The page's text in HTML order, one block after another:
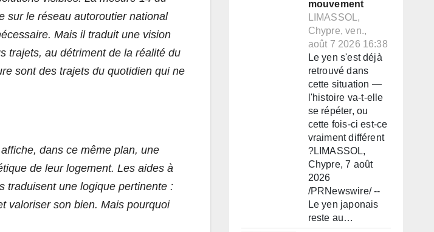
sur le réseau autoroutier national
Mais il traduit une vision
trajets, au détriment de la réalité du
sont des trajets du quotidien qui ne
dans ce même plan, une
de leur logement. Les aides à
traduisent une logique pertinente :
valoriser son bien. Mais pourquoi
mouvement
LIMASSOL,
Chypre, ven.,
août 7 2026 16:38
Le yen s'est déjà
retrouvé dans
cette situation —
l'histoire va-t-elle
se répéter, ou
cette fois-ci est-ce
vraiment différent
?LIMASSOL,
Chypre, 7 août
2026
/PRNewswire/ --
Le yen japonais
reste au…